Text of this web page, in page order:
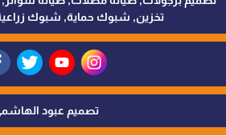
تخزين, شبوك حماية, شبوك
تصميم عبود